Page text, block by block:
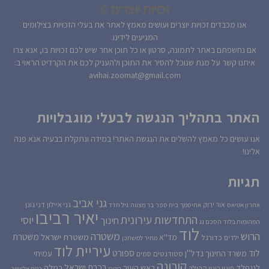
אנו מכבדים זכויות יוצרים ועושים מאמץ לאתר את בעלי הזכויות בצילומים
המגיעים לידינו.
אם נחשפתם באתר לתמונה, סרטון או כל תוכן אחר שיש לכם זכויות בו, אנא צרו
איתנו קשר על מנת שנוכל להסיר את התוכן ולהעניק לכם את הקרדיט הראוי ב:
avihai.zoomat@gmail.com
האתר בתהליך הנגשה לבעלי מוגבלויות
אנו עושים כל מאמץ להשלים את הנגשת האתר! במידה ונתקלת בבעיה אנא פנה
אלינו!
תגיות
אהרון אטיאס אור ירוק אחיסמך בית ספר בר מצווה גיל חדד גני אביב גני איילון דני גונן
המהומות בלוד הסכם גג התחדשות עירוניתחינוך יאיר רביבו יוסי
הרוש ילדים כדורגל לוד מד''א מחיר למשתכן משטרה משטרת ישראל משטרת
לוד משרד החינוך נדל''ן סטודנטים סמים ספורט עיריית לוד עמיחי